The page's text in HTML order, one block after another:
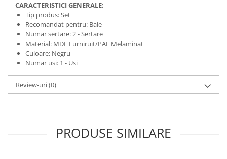
CARACTERISTICI GENERALE:
Tip produs: Set
Recomandat pentru: Baie
Numar sertare: 2 - Sertare
Material: MDF Furniruit/PAL Melaminat
Culoare: Negru
Numar usi: 1 - Usi
Review-uri(0)
PRODUSE SIMILARE